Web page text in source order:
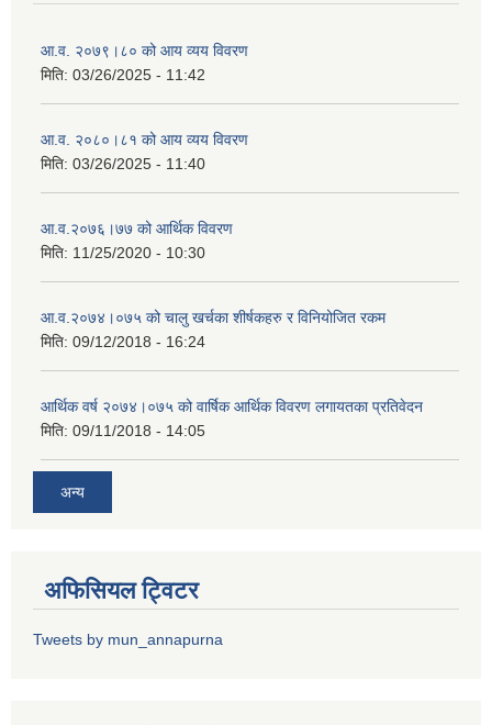
आ.व. २०७९।८० को आय व्यय विवरण
मिति: 03/26/2025 - 11:42
आ.व. २०८०।८१ को आय व्यय विवरण
मिति: 03/26/2025 - 11:40
आ.व.२०७६।७७ को आर्थिक विवरण
मिति: 11/25/2020 - 10:30
आ.व.२०७४।०७५ को चालु खर्चका शीर्षकहरु र विनियोजित रकम
मिति: 09/12/2018 - 16:24
आर्थिक वर्ष २०७४।०७५ को वार्षिक आर्थिक विवरण लगायतका प्रतिवेदन
मिति: 09/11/2018 - 14:05
अन्य
अफिसियल ट्विटर
Tweets by mun_annapurna